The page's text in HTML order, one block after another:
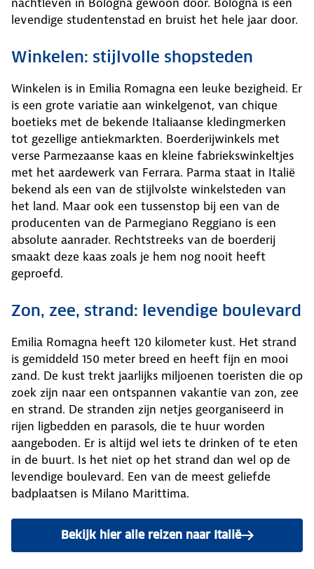
levendige studentenstad en bruist het hele jaar door.
Winkelen: stijlvolle shopsteden
Winkelen is in Emilia Romagna een leuke bezigheid. Er
is een grote variatie aan winkelgenot, van chique
boetieks met de bekende Italiaanse kledingmerken
tot gezellige antiekmarkten. Boerderijwinkels met
verse Parmezaanse kaas en kleine fabriekswinkeltjes
met het aardewerk van Ferrara. Parma staat in Italië
bekend als een van de stijlvolste winkelsteden van
het land. Maar ook een tussenstop bij een van de
producenten van de Parmegiano Reggiano is een
absolute aanrader. Rechtstreeks van de boerderij
smaakt deze kaas zoals je hem nog nooit heeft
geproefd.
Zon, zee, strand: levendige boulevard
Emilia Romagna heeft 120 kilometer kust. Het strand
is gemiddeld 150 meter breed en heeft fijn en mooi
zand. De kust trekt jaarlijks miljoenen toeristen die op
zoek zijn naar een ontspannen vakantie van zon, zee
en strand. De stranden zijn netjes georganiseerd in
rijen ligbedden en parasols, die te huur worden
aangeboden. Er is altijd wel iets te drinken of te eten
in de buurt. Is het niet op het strand dan wel op de
levendige boulevard. Een van de meest geliefde
badplaatsen is Milano Marittima.
Bekijk hier alle reizen naar Italië